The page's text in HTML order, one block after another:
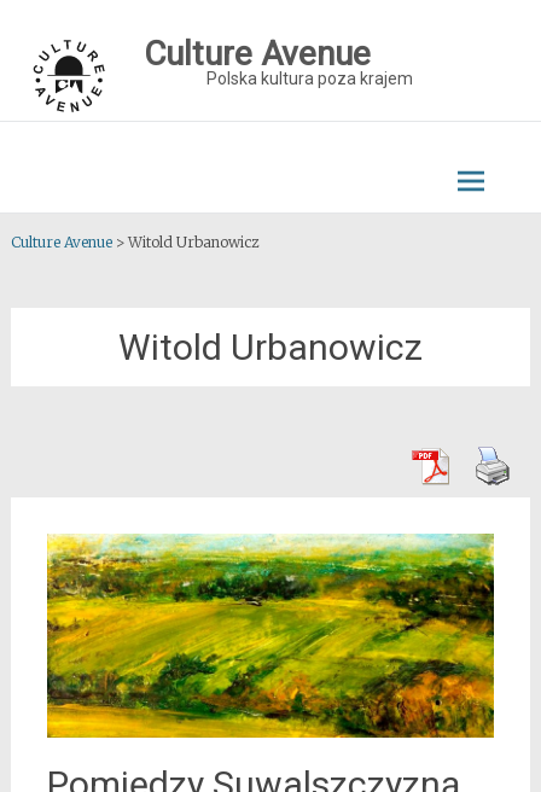
content
Culture Avenue
Polska kultura poza krajem
Culture Avenue> Witold Urbanowicz
Witold Urbanowicz